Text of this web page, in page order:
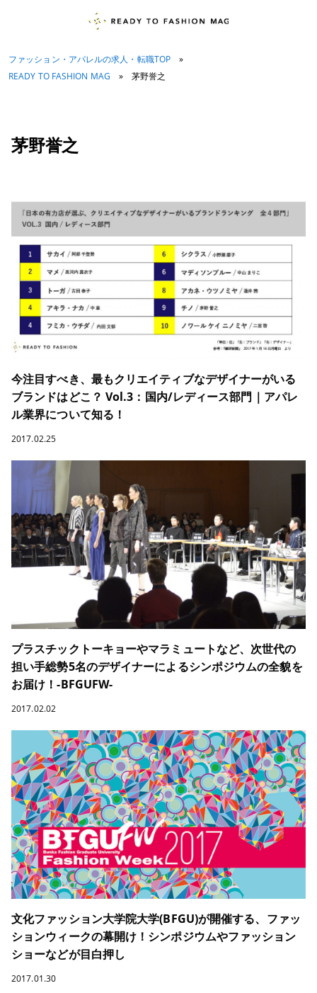
ファッション・アパレルの求人・転職TOP
»
READY TO FASHION MAG
» 茅野誉之
茅野誉之
今注目すべき、最もクリエイティブなデザイナーがいる
ブランドはどこ？ Vol.3：国内/レディース部門｜アパレ
ル業界について知る！
2017.02.25
プラスチックトーキョーやマラミュートなど、次世代の
担い手総勢5名のデザイナーによるシンポジウムの全貌を
お届け！-BFGUFW-
2017.02.02
文化ファッション大学院大学(BFGU)が開催する、ファッ
ションウィークの幕開け！シンポジウムやファッション
ショーなどが目白押し
2017.01.30